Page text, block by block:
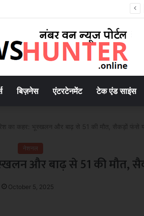
श्रम की आशंका..
बिज़नेस एंटरटेनमेंट टेक एंड साइंस
का कहर: भूस्खलन और बाढ़ से 51 की मौत, सैकड़ों फंसे
नेशनल
और बाढ़ से 51 की मौत,
October 5, 2025